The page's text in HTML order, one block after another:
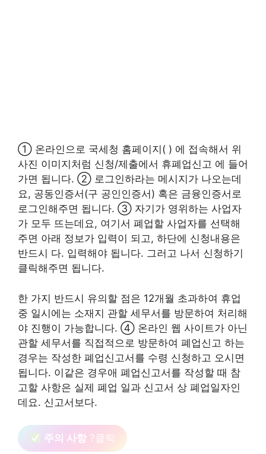
① 온라인으로 국세청 홈페이지( ) 에 접속해서 위
사진 이미지처럼 신청/제출에서 휴폐업신고 에 들어
가면 됩니다. ② 로그인하라는 메시지가 나오는데
요, 공동인증서(구 공인인증서) 혹은 금융인증서로
로그인해주면 됩니다. ③ 자기가 영위하는 사업자
가 모두 뜨는데요, 여기서 폐업할 사업자를 선택해
주면 아래 정보가 입력이 되고, 하단에 신청내용은
반드시 다. 입력해야 됩니다. 그러고 나서 신청하기
클릭해주면 됩니다.
한 가지 반드시 유의할 점은 12개월 초과하여 휴업
중 일시에는 소재지 관할 세무서를 방문하여 처리해
야 진행이 가능합니다. ④ 온라인 웹 사이트가 아닌
관할 세무서를 직접적으로 방문하여 폐업신고 하는
경우는 작성한 폐업신고서를 수령 신청하고 오시면
됩니다. 이같은 경우애 폐업신고서를 작성할 때 참
고할 사항은 실제 폐업 일과 신고서 상 폐업일자인
데요. 신고서보다.
주의 사항 ?클릭